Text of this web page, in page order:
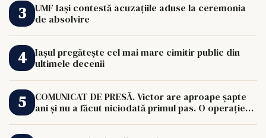
UMF Iași contestă acuzațiile aduse la ceremonia
de absolvire
Iașul pregătește cel mai mare cimitir public din
ultimele decenii
COMUNICAT DE PRESĂ. Victor are aproape șapte
ani și nu a făcut niciodată primul pas. O operație